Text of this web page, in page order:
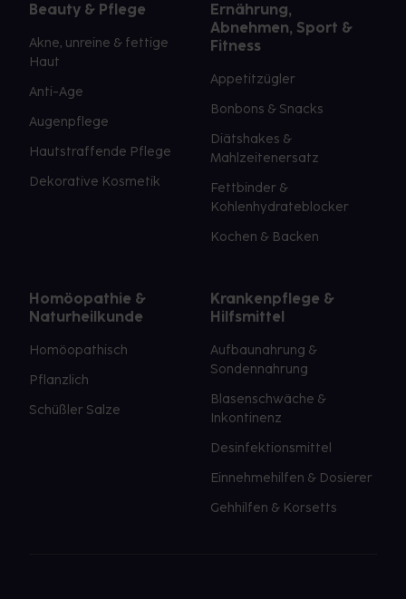
Beauty & Pflege
Akne, unreine & fettige
Haut
Anti-Age
Augenpflege
Hautstraffende Pflege
Dekorative Kosmetik
Ernährung,
Abnehmen, Sport &
Fitness
Appetitzügler
Bonbons & Snacks
Diätshakes &
Mahlzeitenersatz
Fettbinder &
Kohlenhydrateblocker
Kochen & Backen
Homöopathie &
Naturheilkunde
Homöopathisch
Pflanzlich
Schüßler Salze
Krankenpflege &
Hilfsmittel
Aufbaunahrung &
Sondennahrung
Blasenschwäche &
Inkontinenz
Desinfektionsmittel
Einnehmehilfen & Dosierer
Gehhilfen & Korsetts